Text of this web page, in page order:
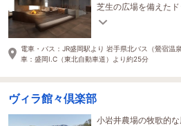
芝生の広場を備えた
れぞれに寄り添うコ
電車・バス：JR盛岡駅より 岩手県北バス（鶯宿温
車：盛岡I.C（東北自動車道）より約25分
ヴィラ館々倶楽部
小岩井農場の牧歌的